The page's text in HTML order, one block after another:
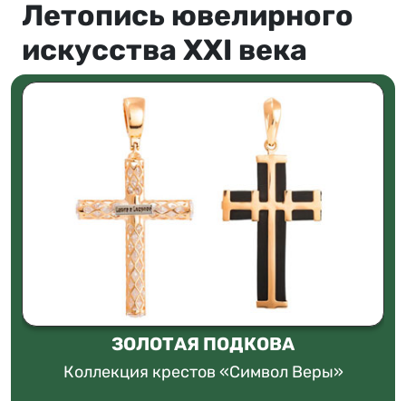
Летопись ювелирного
искусства XXI века
ЗОЛОТАЯ ПОДКОВА
Коллекция крестов «Символ Веры»